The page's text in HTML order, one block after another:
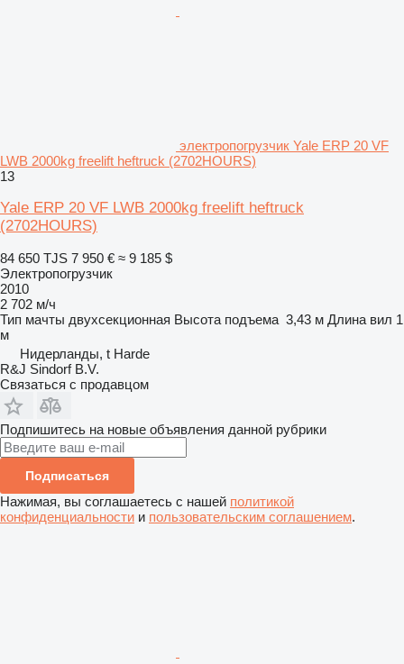
электропогрузчик Yale ERP 20 VF
LWB 2000kg freelift heftruck (2702HOURS)
13
Yale ERP 20 VF LWB 2000kg freelift heftruck
(2702HOURS)
84 650 TJS 7 950 € ≈ 9 185 $
Электропогрузчик
2010
2 702 м/ч
Тип мачты двухсекционная Высота подъема 3,43 м Длина вил 1
м
Нидерланды, t Harde
R&J Sindorf B.V.
Связаться с продавцом
Подпишитесь на новые объявления данной рубрики
Подписаться
Нажимая, вы соглашаетесь с нашей политикой
конфиденциальности и пользовательским соглашением.